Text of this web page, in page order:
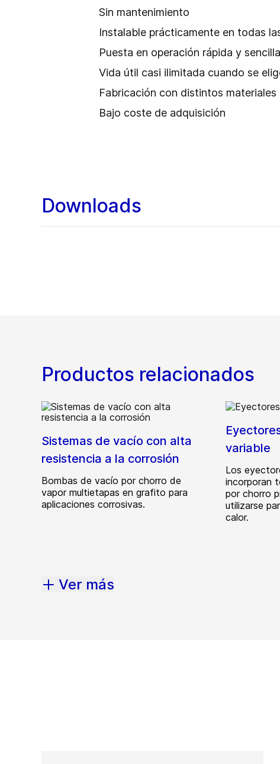
Sin mantenimiento
Instalable prácticamente en todas
Puesta en operación rápida y sencilla
Vida útil casi ilimitada cuando se
Fabricación con distintos
Bajo coste de adquisición
Downloads
Productos relacionados
Sistemas de vacío con alta
resistencia a la corrosión
Bombas de vacío por chorro de
vapor multietapas en grafito para
aplicaciones corrosivas.
variable
Los
incorporan
por chorro
utilizarse
calor.
Ver más